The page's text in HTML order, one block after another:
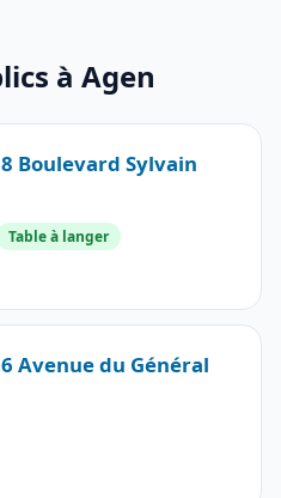
à Agen
Boulevard Sylvain
Table à langer
Avenue du Général